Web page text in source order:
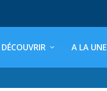
DÉCOUVRIR A LA UNE